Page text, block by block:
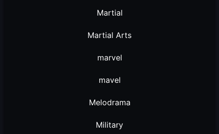
Martial
Martial Arts
marvel
mavel
Melodrama
Military